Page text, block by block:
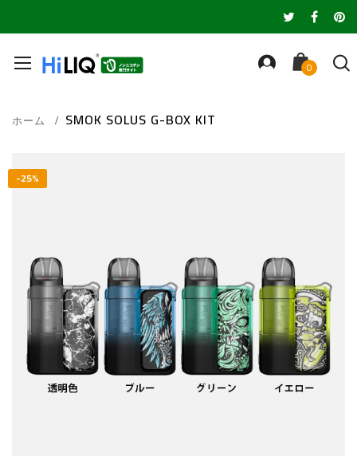
ホーム
SMOK SOLUS G-BOX KIT
to
images
gallery
-25%